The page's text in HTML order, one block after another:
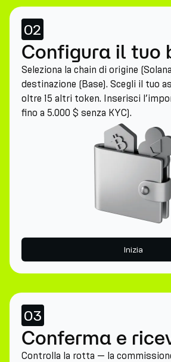
02
Configura il tuo
Seleziona la chain di origine
destinazione (Base). Scegli il tuo
oltre 15 altri token. Inserisci
fino a 5.000 $ senza KYC).
Inizia
03
Conferma e
Controlla la rotta — la